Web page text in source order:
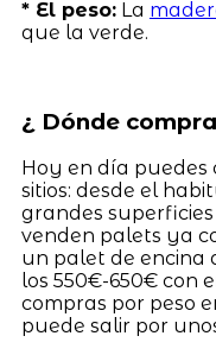
* El peso:La
que la verde.
¿ Dónde
Hoy en día
sitios: desde el
grandes
venden palets ya
un palet de encina
los 550€-650€ con
compras por peso
puede salir por